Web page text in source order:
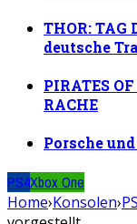
THOR: TAG
deutsche
PIRATES
RACHE
Porsche
PS4Xbox One
Home›Konsolen›